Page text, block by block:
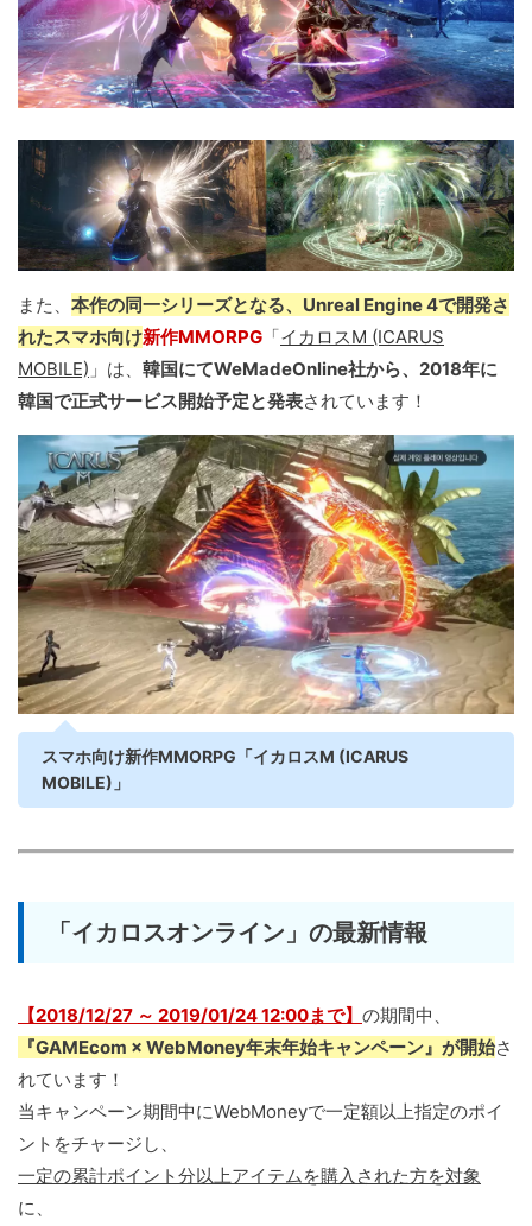
また、 本作の同一シリーズとなる、Unreal Engine 4で開発さ
れたスマホ向け新作MMORPG 「イカロスM (ICARUS
MOBILE) 」は、 韓国にてWeMadeOnline社から、2018年に
韓国で正式サービス開始予定と発表されています！
スマホ向け新作MMORPG「イカロスM (ICARUS
MOBILE)」
「イカロスオンライン」の最新情報
【2018/12/27 ～ 2019/01/24 12:00まで】 の期間中、
『GAMEcom × WebMoney年末年始キャンペーン』が開始さ
れています！
当キャンペーン期間中にWebMoneyで一定額以上指定のポイ
ントをチャージし、
一定の累計ポイント分以上アイテムを購入された方を対象
に、